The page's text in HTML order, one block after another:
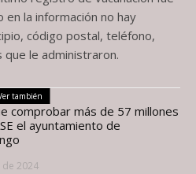
la información no hay
código postal, teléfono,
le administraron.
también
comprobar más de 57 millones
el ayuntamiento de
2024